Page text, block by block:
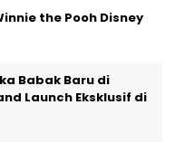
the Pooh Disney
Babak Baru di
Launch Eksklusif di